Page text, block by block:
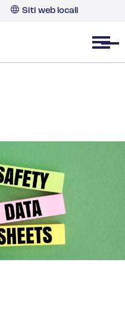
Siti web locali
Open menu